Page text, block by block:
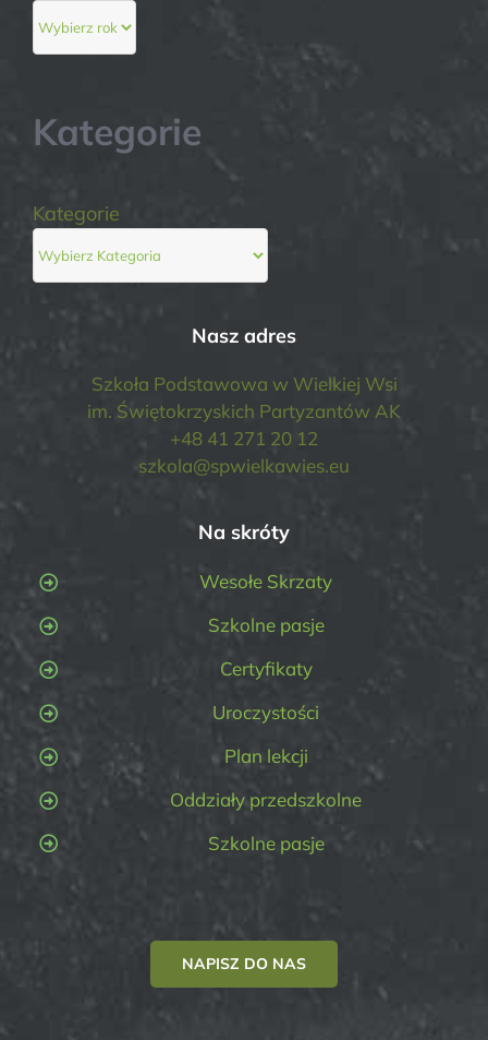
Kategorie
Kategorie
Nasz adres
Szkoła Podstawowa w Wielkiej Wsi
im. Świętokrzyskich Partyzantów AK
+48 41 271 20 12
szkola@spwielkawies.eu
Na skróty
Wesołe Skrzaty
Szkolne pasje
Certyfikaty
Uroczystości
Plan lekcji
Oddziały przedszkolne
Szkolne pasje
NAPISZ DO NAS